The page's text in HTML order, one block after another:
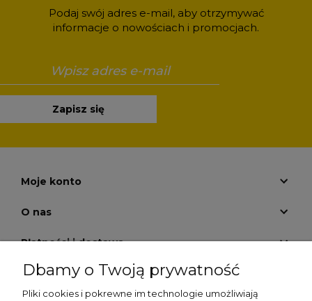
Podaj swój adres e-mail, aby otrzymywać
informacje o nowościach i promocjach.
Zapisz się
Moje konto
O nas
Płatności i dostawa
Pomoc
Dbamy o Twoją prywatność
Pliki cookies i pokrewne im technologie umożliwiają